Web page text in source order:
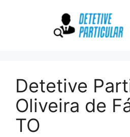
Detetive
Oliveira de
TO